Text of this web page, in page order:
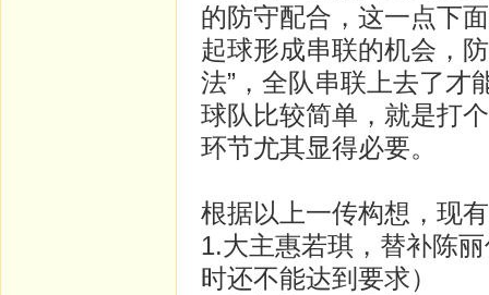
的防守配合，这一点下
起球形成串联的机会，
法”，全队串联上去了才
球队比较简单，就是打
环节尤其显得必要。
根据以上一传构想，现
1.大主惠若琪，替补陈
时还不能达到要求）